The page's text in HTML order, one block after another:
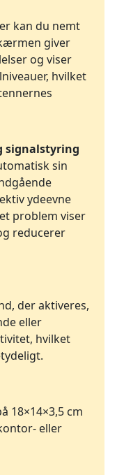
kan du nemt
giver
og viser
hvilket
signalstyring
sin
ydeevne
problem viser
reducerer
der aktiveres,
eller
hvilket
18×14×3,5 cm
eller